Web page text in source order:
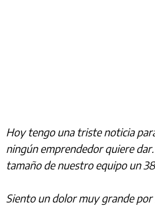
Hoy tengo una triste noticia
ningún emprendedor quiere
tamaño de nuestro equipo un
Siento un dolor muy grande por